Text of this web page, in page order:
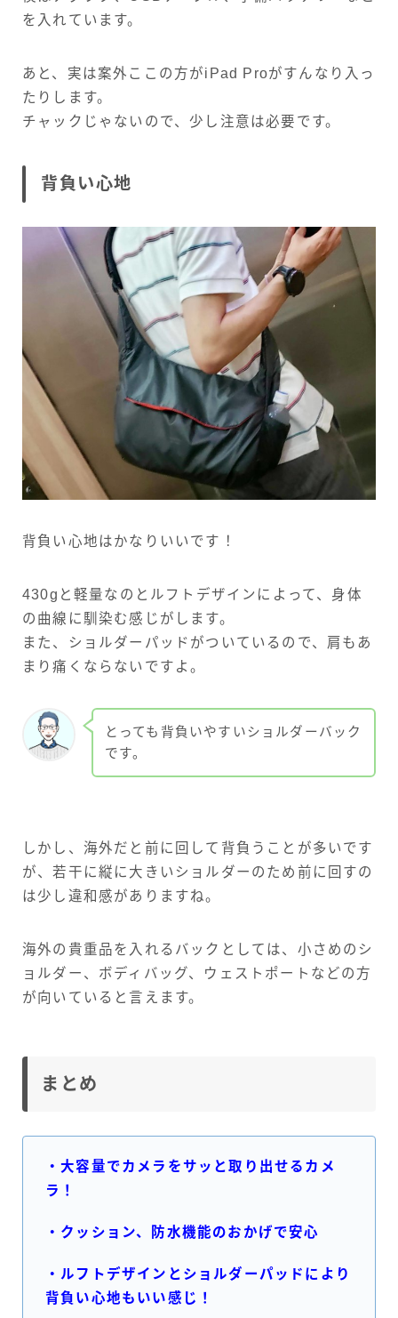
を入れています。
あと、実は案外ここの方がiPad Proがすんなり入っ
たりします。
チャックじゃないので、少し注意は必要です。
背負い心地
背負い心地はかなりいいです！
430gと軽量なのとルフトデザインによって、身体
の曲線に馴染む感じがします。
また、ショルダーパッドがついているので、肩もあ
まり痛くならないですよ。
とっても背負いやすいショルダーバック
です。
しかし、海外だと前に回して背負うことが多いです
が、若干に縦に大きいショルダーのため前に回すの
は少し違和感がありますね。
海外の貴重品を入れるバックとしては、小さめのシ
ョルダー、ボディバッグ、ウェストポートなどの方
が向いていると言えます。
まとめ
・大容量でカメラをサッと取り出せるカメ
ラ！
・クッション、防水機能のおかげで安心
・ルフトデザインとショルダーパッドにより
背負い心地もいい感じ！